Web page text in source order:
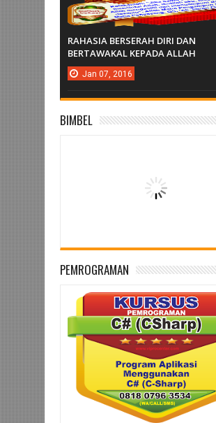
RAHASIA BERSERAH DIRI DAN
BERTAWAKAL KEPADA ALLAH
Jan 07, 2016
BIMBEL
PEMROGRAMAN